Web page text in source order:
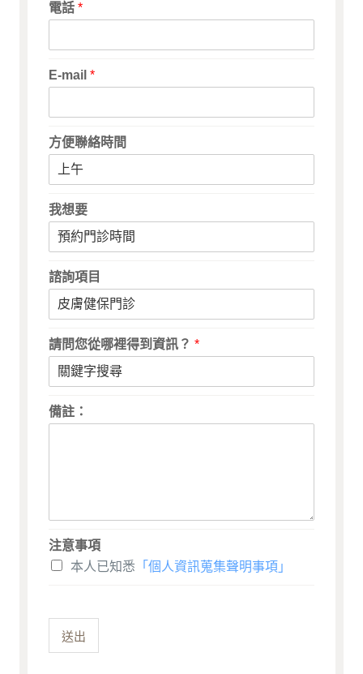
電話*
E-mail*
方便聯絡時間
我想要
諮詢項目
請問您從哪裡得到資訊？*
備註：
注意事項
本人已知悉 「個人資訊蒐集聲明事項」
送出